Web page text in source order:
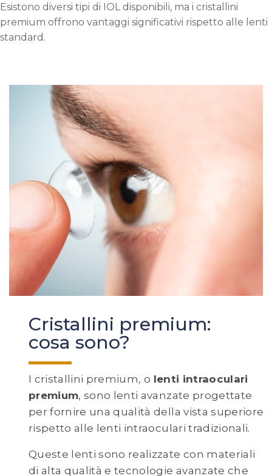
Esistono diversi tipi di IOL disponibili, ma i cristallini
premium offrono vantaggi significativi rispetto alle lenti
standard.
Cristallini premium:
cosa sono?
I cristallini premium, o lenti intraoculari
premium, sono lenti avanzate progettate
per fornire una qualità della vista superiore
rispetto alle lenti intraoculari tradizionali.
Queste lenti sono realizzate con materiali
di alta qualità e tecnologie avanzate che